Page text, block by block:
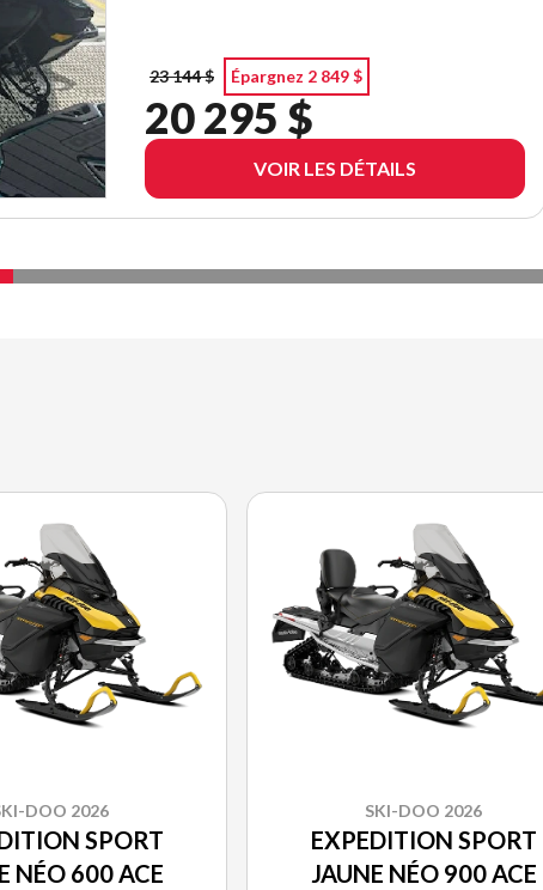
23 144 $ Épargnez 2 849 $
20 295 $
VOIR LES DÉTAILS
DOO 2026
SPORT
NÉO 600 ACE
SKI-DOO 2026
EXPEDITION SPORT
JAUNE NÉO 900 ACE